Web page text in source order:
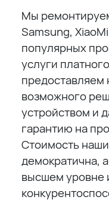
Мы
Samsung,
популярных
услуги
предоставляем
возможного
устройством и
гарантию на
Стоимость
демократична,
высшем уровне